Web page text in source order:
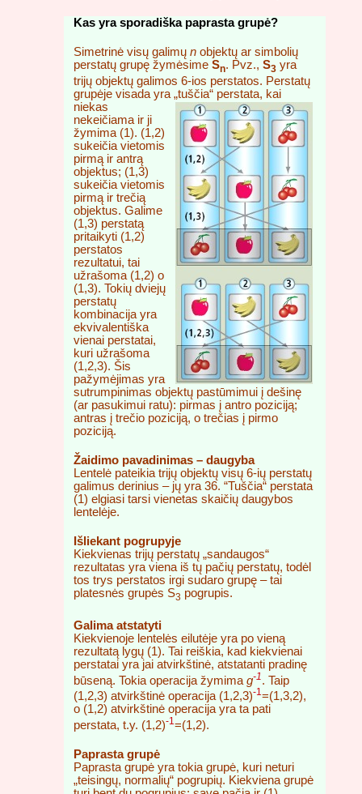
Kas yra sporadiška paprasta grupė?
Simetrinė visų galimų n objektų ar simbolių
perstatų grupę žymėsime Sn. Pvz., S3 yra
trijų objektų galimos 6-ios perstatos. Perstatų
grupėje visada yra „tuščia“ perstata, kai
niekas
nekeičiama ir ji
žymima (1). (1,2)
sukeičia vietomis
pirmą ir antrą
objektus; (1,3)
sukeičia vietomis
pirmą ir trečią
objektus. Galime
(1,3) perstatą
pritaikyti (1,2)
perstatos
rezultatui, tai
užrašoma (1,2) o
(1,3). Tokių dviejų
perstatų
kombinacija yra
ekvivalentiška
vienai perstatai,
kuri užrašoma
(1,2,3). Šis
pažymėjimas yra
sutrumpinimas objektų pastūmimui į dešinę
(ar pasukimui ratu): pirmas į antro poziciją;
antras į trečio poziciją, o trečias į pirmo
poziciją.
Žaidimo pavadinimas – daugyba
Lentelė pateikia trijų objektų visų 6-ių perstatų
galimus derinius – jų yra 36. “Tuščia“ perstata
(1) elgiasi tarsi vienetas skaičių daugybos
lentelėje.
Išliekant pogrupyje
Kiekvienas trijų perstatų „sandaugos“
rezultatas yra viena iš tų pačių perstatų, todėl
tos trys perstatos irgi sudaro grupę – tai
platesnės grupės S3 pogrupis.
Galima atstatyti
Kiekvienoje lentelės eilutėje yra po vieną
rezultatą lygų (1). Tai reiškia, kad kiekvienai
perstatai yra jai atvirkštinė, atstatanti pradinę
būseną. Tokia operacija žymima g-1 . Taip
(1,2,3) atvirkštinė operacija (1,2,3)-1=(1,3,2),
o (1,2) atvirkštinė operacija yra ta pati
perstata, t.y. (1,2)-1=(1,2).
Paprasta grupė
Paprasta grupė yra tokia grupė, kuri neturi
„teisingų, normalių“ pogrupių. Kiekviena grupė